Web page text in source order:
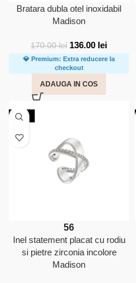
Bratara dubla otel inoxidabil
Madison
170.00lei 136.00 lei
💎 Premium: Extra reducere la
checkout
ADAUGA IN COS
-20%
56
Inel statement placat cu rodiu
si pietre zirconia incolore
Madison